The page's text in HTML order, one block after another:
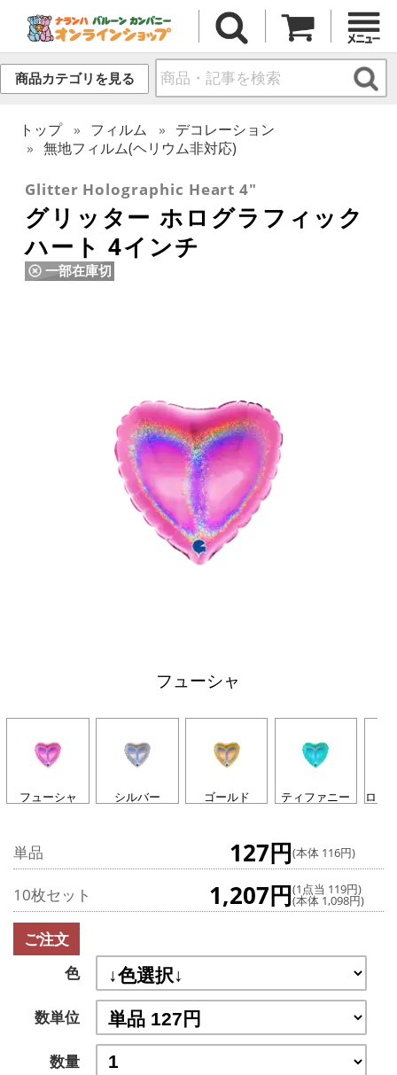
商品カテゴリを見る
トップ フィルム
デコレーション
無地フィルム(ヘリウム非対応)
Glitter Holographic Heart 4"
グリッター ホログラフィック
ハート 4インチ
一部在庫切
フューシャ
フューシャ シルバー ゴールド ティファニー ロー
単品 127円(本体 116円)
10枚セット 1,207円(1点当 119円)
(本体 1,098円)
ご注文
色
数単位
数量